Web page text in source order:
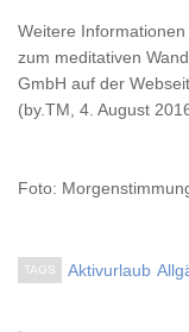
Weitere
zum meditativen
GmbH auf der
(by.TM, 4. August
Foto:
TAGS Aktivurlaub